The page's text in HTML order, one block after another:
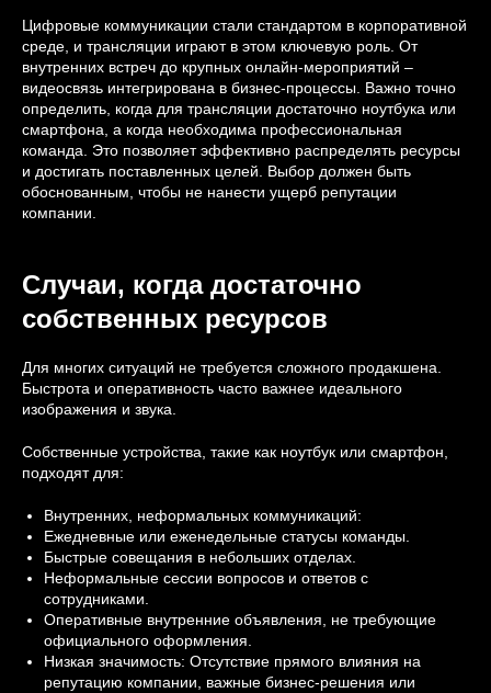
Цифровые коммуникации стали стандартом в корпоративной
среде, и трансляции играют в этом ключевую роль. От
внутренних встреч до крупных онлайн-мероприятий –
видеосвязь интегрирована в бизнес-процессы. Важно точно
определить, когда для трансляции достаточно ноутбука или
смартфона, а когда необходима профессиональная
команда. Это позволяет эффективно распределять ресурсы
и достигать поставленных целей. Выбор должен быть
обоснованным, чтобы не нанести ущерб репутации
компании.
Случаи, когда достаточно
собственных ресурсов
Для многих ситуаций не требуется сложного продакшена.
Быстрота и оперативность часто важнее идеального
изображения и звука.
Собственные устройства, такие как ноутбук или смартфон,
подходят для:
Внутренних, неформальных коммуникаций:
Ежедневные или еженедельные статусы команды.
Быстрые совещания в небольших отделах.
Неформальные сессии вопросов и ответов с
сотрудниками.
Оперативные внутренние объявления, не требующие
официального оформления.
Низкая значимость: Отсутствие прямого влияния на
репутацию компании, важные бизнес-решения или